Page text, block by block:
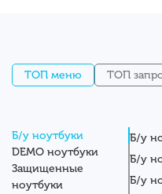
ТОП меню ТОП
Б/у ноутбуки
DEMO ноутбуки
Защищенные
ноутбуки
Б/у
Б/у
Б/у